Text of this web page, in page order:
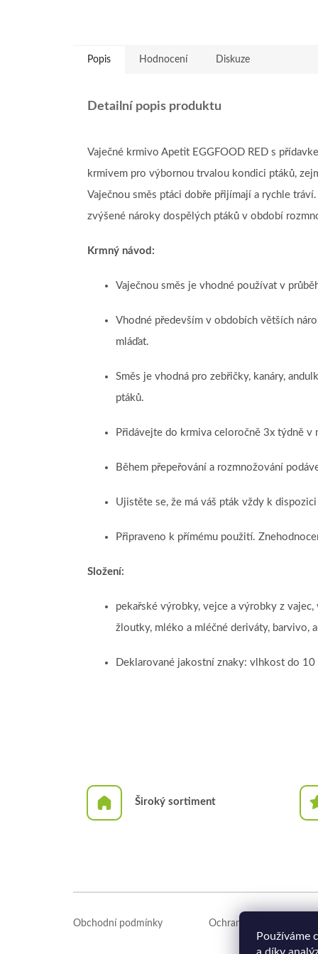
Používáme
Popis Hodnocení Diskuze
Detailní popis produktu
Vaječné krmivo Apetit EGGFOOD RED s
krmivem pro výbornou trvalou kondici ptáků,
Vaječnou směs ptáci dobře přijímají a rychle
zvýšené nároky dospělých ptáků v období
Krmný návod:
Vaječnou směs je vhodné používat v
Vhodné především v obdobích větších
mláďat.
Směs je vhodná pro zebřičky, kanáry,
ptáků.
Přidávejte do krmiva celoročně 3x týdně v
Během přepeřování a rozmnožování
Ujistěte se, že má váš pták vždy k
Připraveno k přímému použití.
Složení:
pekařské výrobky, vejce a výrobky z
žloutky, mléko a mléčné deriváty, barvivo,
Deklarované jakostní znaky: vlhkost do 10
Široký sortiment
Obchodní podmínky Ochrana osobních údajů